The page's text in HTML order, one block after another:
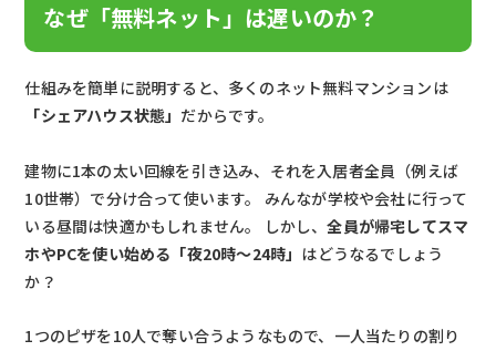
なぜ「無料ネット」は遅いのか？
仕組みを簡単に説明すると、多くのネット無料マンションは
「シェアハウス状態」 だからです。
建物に1本の太い回線を引き込み、それを入居者全員（例えば
10世帯）で分け合って使います。 みんなが学校や会社に行って
いる昼間は快適かもしれません。 しかし、全員が帰宅してスマ
ホやPCを使い始める「夜20時〜24時」 はどうなるでしょう
か？
1つのピザを10人で奪い合うようなもので、一人当たりの割り